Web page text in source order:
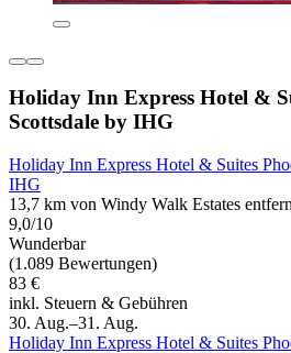
Holiday Inn Express Hotel &
Scottsdale by IHG
Holiday Inn Express Hotel & Suites
IHG
13,7 km von Windy Walk Estates
9,0/10
Wunderbar
(1.089 Bewertungen)
83 €
inkl. Steuern & Gebühren
30. Aug.–31. Aug.
Holiday Inn Express Hotel & Suites